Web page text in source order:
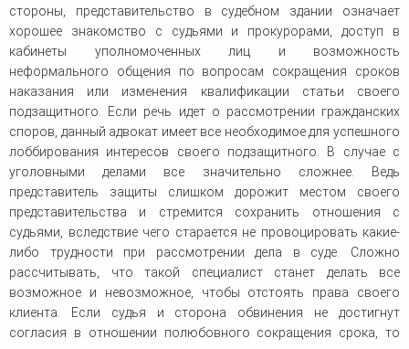
стороны, представительство в судебном здании означает
хорошее знакомство с судьями и прокурорами, доступ в
кабинеты уполномоченных лиц и возможность
неформального общения по вопросам сокращения сроков
наказания или изменения квалификации статьи своего
подзащитного. Если речь идет о рассмотрении гражданских
споров, данный адвокат имеет все необходимое для успешного
лоббирования интересов своего подзащитного. В случае с
уголовными делами все значительно сложнее. Ведь
представитель защиты слишком дорожит местом своего
представительства и стремится сохранить отношения с
судьями, вследствие чего старается не провоцировать какие-
либо трудности при рассмотрении дела в суде. Сложно
рассчитывать, что такой специалист станет делать все
возможное и невозможное, чтобы отстоять права своего
клиента. Если судья и сторона обвинения не достигнут
согласия в отношении полюбовного сокращения срока, то